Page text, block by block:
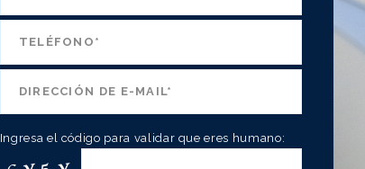
Ingresa el código para validar que eres humano: